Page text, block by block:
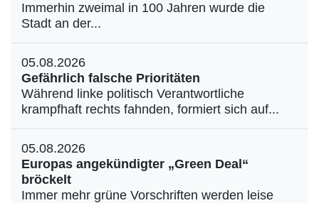
Immerhin zweimal in 100 Jahren wurde die
Stadt an der...
05.08.2026
Gefährlich falsche Prioritäten
Während linke politisch Verantwortliche
krampfhaft rechts fahnden, formiert sich auf...
05.08.2026
Europas angekündigter „Green Deal“
bröckelt
Immer mehr grüne Vorschriften werden leise